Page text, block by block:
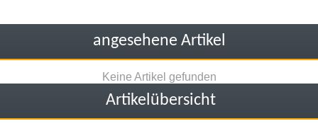
angesehene Artikel
Keine Artikel gefunden
Artikelübersicht